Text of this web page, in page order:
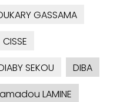
GASSAMA
CISSE
SEKOU
DIBA
LAMINE